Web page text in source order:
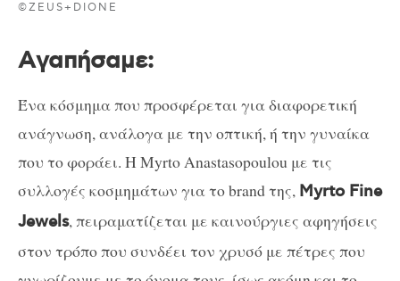
©ZEUS+DIONE
Aγαπήσαμε:
Ένα κόσμημα που προσφέρεται για διαφορετική
ανάγνωση, ανάλογα με την οπτική, ή την γυναίκα
που το φοράει. Η Myrto Anastasopoulou με τις
συλλογές κοσμημάτων για τοbrandτης, Μyrto Fine
Jewels, πειραματίζεται με καινούργιες αφηγήσεις
στον τρόπο που συνδέει τον χρυσό με πέτρες που